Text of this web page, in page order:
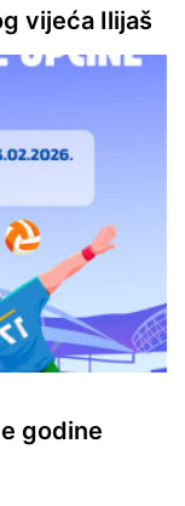
vijeća Ilijaš
godine